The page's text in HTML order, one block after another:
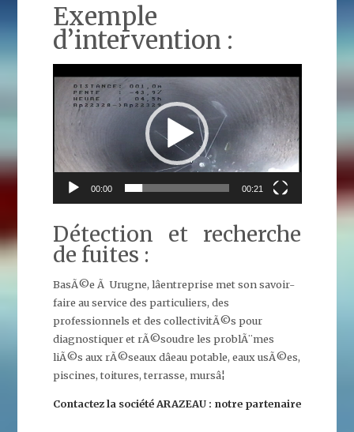
Exemple
d’intervention :
vidéo
00:00 00:21
Détection et recherche
de fuites :
BasÃ©e Ã Urugne, lâentreprise met son savoir-
faire au service des particuliers, des
professionnels et des collectivitÃ©s pour
diagnostiquer et rÃ©soudre les problÃ¨mes
liÃ©s aux rÃ©seaux dâeau potable, eaux usÃ©es,
piscines, toitures, terrasse, mursâ¦
Contactez la société ARAZEAU : notre partenaire